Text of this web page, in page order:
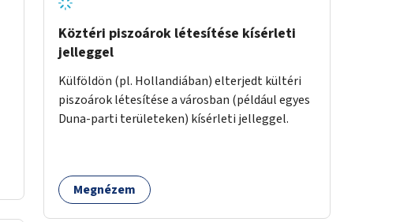
Köztéri piszoárok létesítése kísérleti
jelleggel
Külföldön (pl. Hollandiában) elterjedt kültéri
piszoárok létesítése a városban (például egyes
Duna-parti területeken) kísérleti jelleggel.
Megnézem